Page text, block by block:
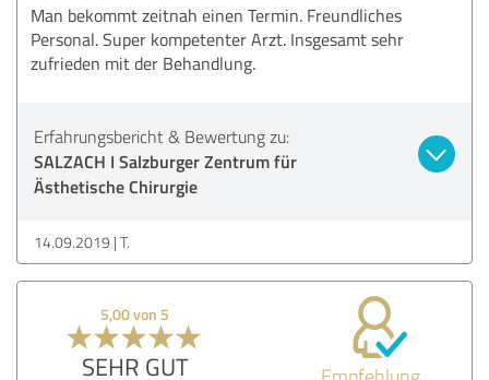
Man bekommt zeitnah einen Termin. Freundliches
Personal. Super kompetenter Arzt. Insgesamt sehr
zufrieden mit der Behandlung.
Erfahrungsbericht & Bewertung zu:
SALZACH I Salzburger Zentrum für
Ästhetische Chirurgie
14.09.2019 T.
5,00 von 5
SEHR GUT